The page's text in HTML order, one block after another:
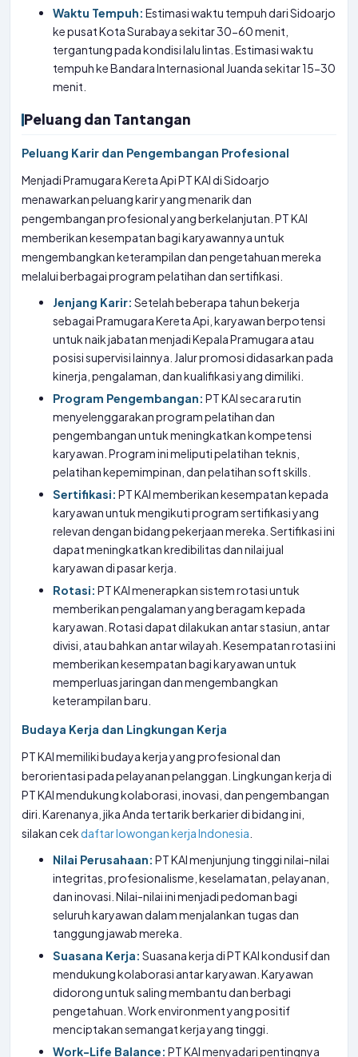
Waktu Tempuh: Estimasi waktu tempuh dari Sidoarjo
ke pusat Kota Surabaya sekitar 30-60 menit,
tergantung pada kondisi lalu lintas. Estimasi waktu
tempuh ke Bandara Internasional Juanda sekitar 15-30
menit.
Peluang dan Tantangan
Peluang Karir dan Pengembangan Profesional
Menjadi Pramugara Kereta Api PT KAI di Sidoarjo
menawarkan peluang karir yang menarik dan
pengembangan profesional yang berkelanjutan. PT KAI
memberikan kesempatan bagi karyawannya untuk
mengembangkan keterampilan dan pengetahuan mereka
melalui berbagai program pelatihan dan sertifikasi.
Jenjang Karir: Setelah beberapa tahun bekerja
sebagai Pramugara Kereta Api, karyawan berpotensi
untuk naik jabatan menjadi Kepala Pramugara atau
posisi supervisi lainnya. Jalur promosi didasarkan pada
kinerja, pengalaman, dan kualifikasi yang dimiliki.
Program Pengembangan: PT KAI secara rutin
menyelenggarakan program pelatihan dan
pengembangan untuk meningkatkan kompetensi
karyawan. Program ini meliputi pelatihan teknis,
pelatihan kepemimpinan, dan pelatihan soft skills.
Sertifikasi: PT KAI memberikan kesempatan kepada
karyawan untuk mengikuti program sertifikasi yang
relevan dengan bidang pekerjaan mereka. Sertifikasi ini
dapat meningkatkan kredibilitas dan nilai jual
karyawan di pasar kerja.
Rotasi: PT KAI menerapkan sistem rotasi untuk
memberikan pengalaman yang beragam kepada
karyawan. Rotasi dapat dilakukan antar stasiun, antar
divisi, atau bahkan antar wilayah. Kesempatan rotasi ini
memberikan kesempatan bagi karyawan untuk
memperluas jaringan dan mengembangkan
keterampilan baru.
Budaya Kerja dan Lingkungan Kerja
PT KAI memiliki budaya kerja yang profesional dan
berorientasi pada pelayanan pelanggan. Lingkungan kerja di
PT KAI mendukung kolaborasi, inovasi, dan pengembangan
diri. Karenanya, jika Anda tertarik berkarier di bidang ini,
silakan cek daftar lowongan kerja Indonesia
Nilai Perusahaan: PT KAI menjunjung tinggi nilai-nilai
integritas, profesionalisme, keselamatan, pelayanan,
dan inovasi. Nilai-nilai ini menjadi pedoman bagi
seluruh karyawan dalam menjalankan tugas dan
tanggung jawab mereka.
Suasana Kerja: Suasana kerja di PT KAI kondusif dan
mendukung kolaborasi antar karyawan. Karyawan
didorong untuk saling membantu dan berbagi
pengetahuan. Work environment yang positif
menciptakan semangat kerja yang tinggi.
Work-Life Balance: PT KAI menyadari pentingnya